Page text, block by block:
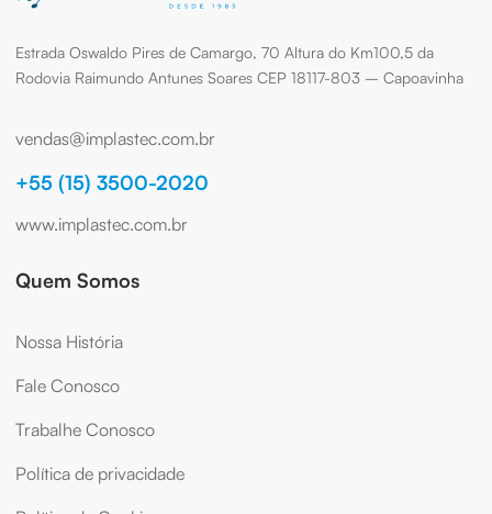
Estrada Oswaldo Pires de Camargo, 70 Altura do Km100,5 da
Rodovia Raimundo Antunes Soares CEP 18117-803 – Capoavinha
vendas@implastec.com.br
+55 (15) 3500-2020
www.implastec.com.br
Quem Somos
Nossa História
Fale Conosco
Trabalhe Conosco
Política de privacidade